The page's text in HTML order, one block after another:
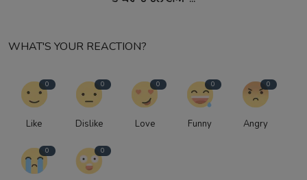
WHAT'S YOUR REACTION?
0
Like
0
Dislike
0
Love
0
Funny
0
Angry
0 0